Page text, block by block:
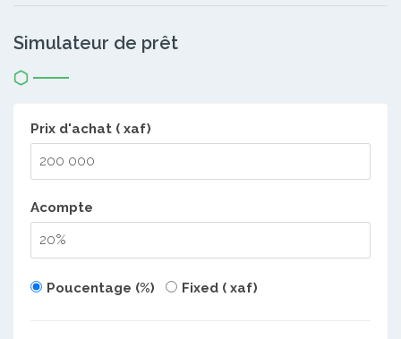
Simulateur de prêt
Prix d'achat ( xaf)
Acompte
Poucentage (%) Fixed ( xaf)